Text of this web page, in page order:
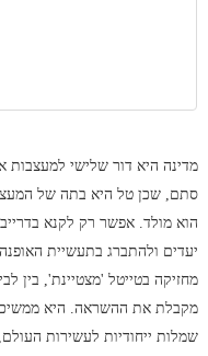
מדינה היא דור שלישי
סתם, שכן טל היא בתה של
הוא מולד. אפשר רק לקנא
יעדים ולהתברג בתעשיית
מחזיקה בטייטל 'מצטיינת', בין
מקבלת את ההשראה. היא ממשיכה
שמלות ייחודיות לעשירות